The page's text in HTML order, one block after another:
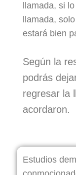
llamada, si
llamada,
estará bien
Según la
podrás
regresar la
acordaron.
Estudios